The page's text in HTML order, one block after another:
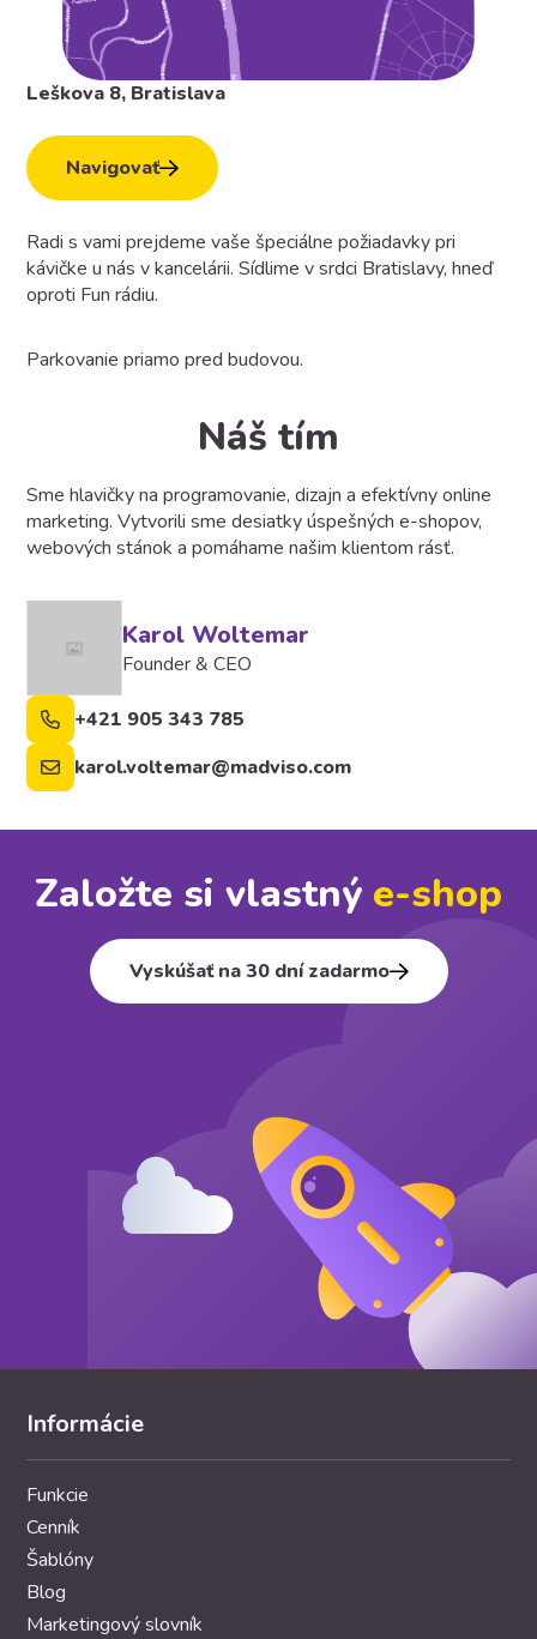
Leškova 8, Bratislava
Navigovať
Radi s vami prejdeme vaše špeciálne požiadavky pri
kávičke u nás v kancelárii. Sídlime v srdci Bratislavy, hneď
oproti Fun rádiu.
Parkovanie priamo pred budovou.
Náš tím
Sme hlavičky na programovanie, dizajn a efektívny online
marketing. Vytvorili sme desiatky úspešných e-shopov,
webových stánok a pomáhame našim klientom rásť.
Karol Woltemar
Founder & CEO
+421 905 343 785
karol.voltemar@madviso.com
Založte si vlastný e⁠-⁠shop
Vyskúšať na 30 dní zadarmo
Informácie
Funkcie
Cenník
Šablóny
Blog
Marketingový slovník